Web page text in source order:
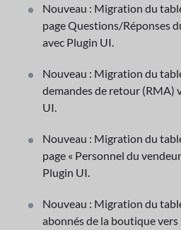
Nouveau : Migration du
page Questions/Réponses
avec Plugin UI.
Nouveau : Migration du
demandes de retour (RMA)
UI.
Nouveau : Migration du
page « Personnel du
Plugin UI.
Nouveau : Migration du
abonnés de la boutique vers